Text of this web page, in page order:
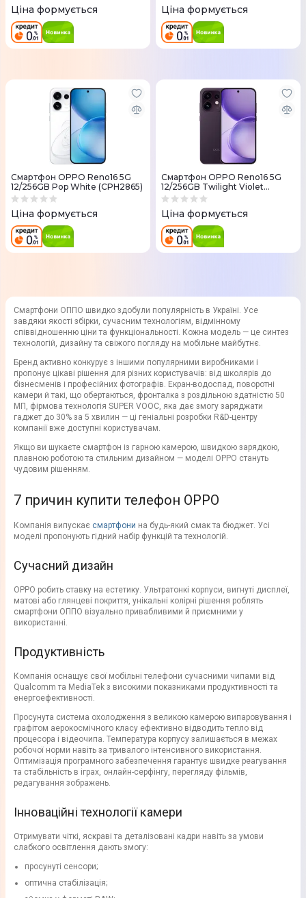
Ціна формується Ціна формується
Смартфон OPPO Reno16 5G
12/256GB Pop White (CPH2865)
Ціна формується
Смартфон OPPO Reno16 5G
12/256GB Twilight Violet
(CPH2865)
Ціна формується
Смартфони ОППО швидко здобули популярність в Україні. Усе
завдяки якості збірки, сучасним технологіям, відмінному
співвідношенню ціни та функціональності. Кожна модель — це синтез
технологій, дизайну та свіжого погляду на мобільне майбутнє.
Бренд активно конкурує з іншими популярними виробниками і
пропонує цікаві рішення для різних користувачів: від школярів до
бізнесменів і професійних фотографів. Екран-водоспад, поворотні
камери й такі, що обертаються, фронталка з роздільною здатністю 50
МП, фірмова технологія SUPER VOOC, яка дає змогу заряджати
гаджет до 30% за 5 хвилин — ці геніальні розробки R&D-центру
компанії вже доступні користувачам.
Якщо ви шукаєте смартфон із гарною камерою, швидкою зарядкою,
плавною роботою та стильним дизайном — моделі OPPO стануть
чудовим рішенням.
7 причин купити телефон OPPO
Компанія випускає смартфони на будь-який смак та бюджет. Усі
моделі пропонують гідний набір функцій та технологій.
Сучасний дизайн
OPPO робить ставку на естетику. Ультратонкі корпуси, вигнуті дисплеї,
матові або глянцеві покриття, унікальні колірні рішення роблять
смартфони ОППО візуально привабливими й приємними у
використанні.
Продуктивність
Компанія оснащує свої мобільні телефони сучасними чипами від
Qualcomm та MediaTek з високими показниками продуктивності та
енергоефективності.
Просунута система охолодження з великою камерою випаровування і
графітом аерокосмічного класу ефективно відводить тепло від
процесора і відеочипа. Температура корпусу залишається в межах
робочої норми навіть за тривалого інтенсивного використання.
Оптимізація програмного забезпечення гарантує швидке реагування
та стабільність в іграх, онлайн-серфінгу, перегляду фільмів,
редагування зображень.
Інноваційні технології камери
Отримувати чіткі, яскраві та деталізовані кадри навіть за умови
слабкого освітлення дають змогу:
просунуті сенсори;
оптична стабілізація;